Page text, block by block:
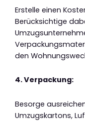
Erstelle einen
Berücksichtige
den
4. Verpackung:
Besorge
Umzugskartons,